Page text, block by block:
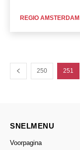
REGIO AMSTERDAM
250 251
SNELMENU
Voorpagina